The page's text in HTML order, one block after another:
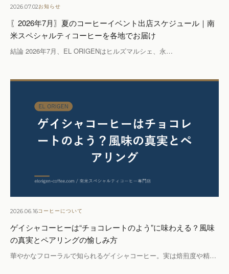
2026.07.02お知らせ
〖2026年7月〗夏のコーヒーイベント出店スケジュール｜南
米スペシャルティコーヒーを各地でお届け
結論 2026年7月、EL ORIGENはヒルズマルシェ、永…
2026.06.16コーヒーについて
ゲイシャコーヒーは“チョコレートのよう”に味わえる？風味
の真実とペアリングの愉しみ方
華やかなフローラルで知られるゲイシャコーヒー。実は焙煎度や精…